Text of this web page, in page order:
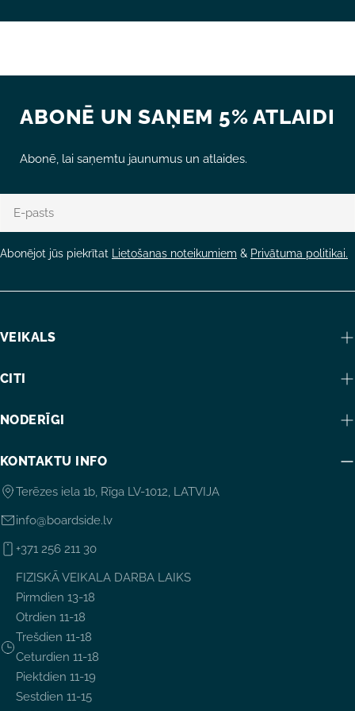
ABONĒ UN SAŅEM 5% ATLAIDI
Abonē, lai saņemtu jaunumus un atlaides.
pasts
Abonējot jūs piekrītat Lietošanas noteikumiem & Privātuma politikai.
VEIKALS
CITI
NODERĪGI
KONTAKTU INFO
Terēzes iela 1b, Rīga LV-1012, LATVIJA
info@boardside.lv
+371 256 211 30
FIZISKĀ VEIKALA DARBA LAIKS
Pirmdien 13-18
Otrdien 11-18
Trešdien 11-18
Ceturdien 11-18
Piektdien 11-19
Sestdien 11-15